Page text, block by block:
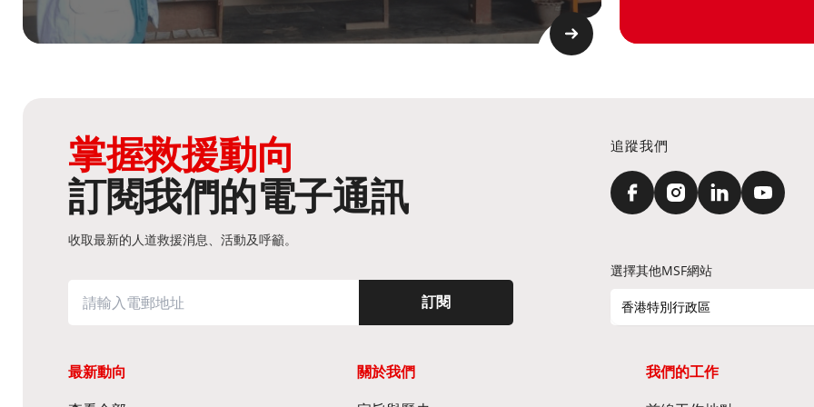
掌握救援動向
訂閱我們的電子通訊
收取最新的人道救援消息、活動及呼籲。
訂閱
追蹤我們
選擇其他MSF網站
香港特別行政區
最新動向 關於我們 我們的工作